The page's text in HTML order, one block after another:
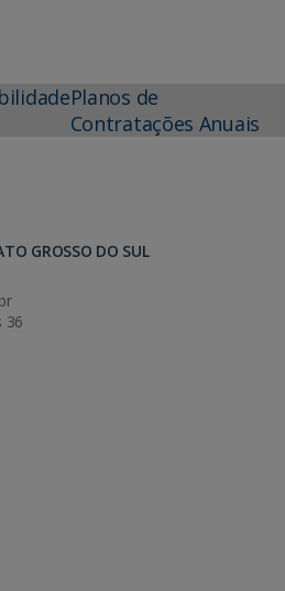
Planos de
Contratações Anuais
GROSSO DO SUL
36